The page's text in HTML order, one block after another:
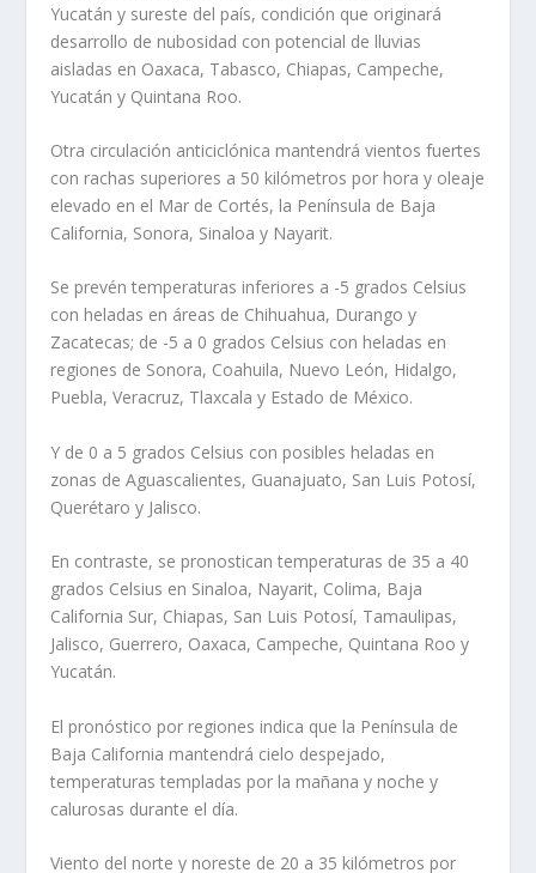
Yucatán y sureste del país, condición que originará
desarrollo de nubosidad con potencial de lluvias
aisladas en Oaxaca, Tabasco, Chiapas, Campeche,
Yucatán y Quintana Roo.
Otra circulación anticiclónica mantendrá vientos fuertes
con rachas superiores a 50 kilómetros por hora y oleaje
elevado en el Mar de Cortés, la Península de Baja
California, Sonora, Sinaloa y Nayarit.
Se prevén temperaturas inferiores a -5 grados Celsius
con heladas en áreas de Chihuahua, Durango y
Zacatecas; de -5 a 0 grados Celsius con heladas en
regiones de Sonora, Coahuila, Nuevo León, Hidalgo,
Puebla, Veracruz, Tlaxcala y Estado de México.
Y de 0 a 5 grados Celsius con posibles heladas en
zonas de Aguascalientes, Guanajuato, San Luis Potosí,
Querétaro y Jalisco.
En contraste, se pronostican temperaturas de 35 a 40
grados Celsius en Sinaloa, Nayarit, Colima, Baja
California Sur, Chiapas, San Luis Potosí, Tamaulipas,
Jalisco, Guerrero, Oaxaca, Campeche, Quintana Roo y
Yucatán.
El pronóstico por regiones indica que la Península de
Baja California mantendrá cielo despejado,
temperaturas templadas por la mañana y noche y
calurosas durante el día.
Viento del norte y noreste de 20 a 35 kilómetros por